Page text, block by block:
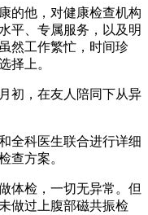
的他，对健康检查机构
平、专属服务，以及明
然工作繁忙，时间珍
择上。
初，在友人陪同下从异
全科医生联合进行详细
查方案。
体检，一切无异常。但
做过上腹部磁共振检